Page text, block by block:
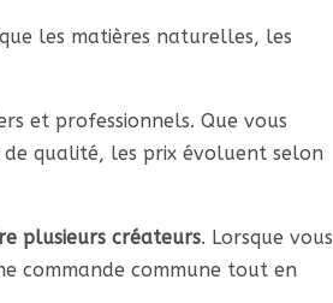
les matières naturelles, les
et professionnels. Que vous
qualité, les prix évoluent selon
plusieurs créateurs. Lorsque vous
commande commune tout en